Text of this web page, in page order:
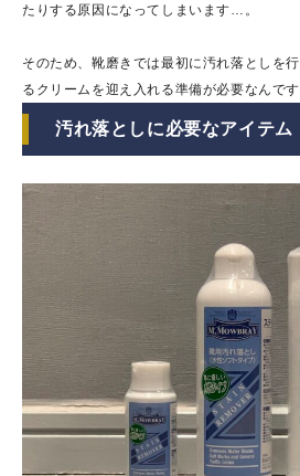
たりする原因になってしまいます…。
そのため、靴磨きでは最初に汚れ落としを
るクリームを迎え入れる準備が必要なんです
汚れ落としに必要なアイテム